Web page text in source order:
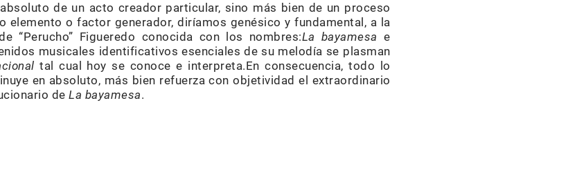
de un acto creador particular, sino más bien de un proceso
elemento o factor generador, diríamos genésico y fundamental, a la
“Perucho” Figueredo conocida con los nombres:La bayamesa e
musicales identificativos esenciales de su melodía se plasman
tal cual hoy se conoce e interpreta.En consecuencia, todo lo
en absoluto, más bien refuerza con objetividad el extraordinario
de La bayamesa.